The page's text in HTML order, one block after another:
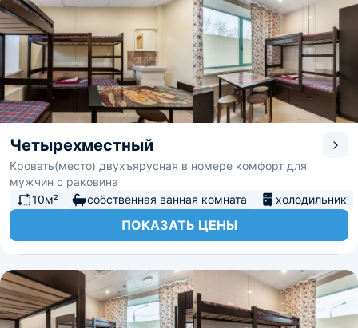
Четырехместный
Кровать(место) двухъярусная в номере комфорт для
мужчин с раковина
10м²
собственная ванная комната холодильник
ПОКАЗАТЬ ЦЕНЫ